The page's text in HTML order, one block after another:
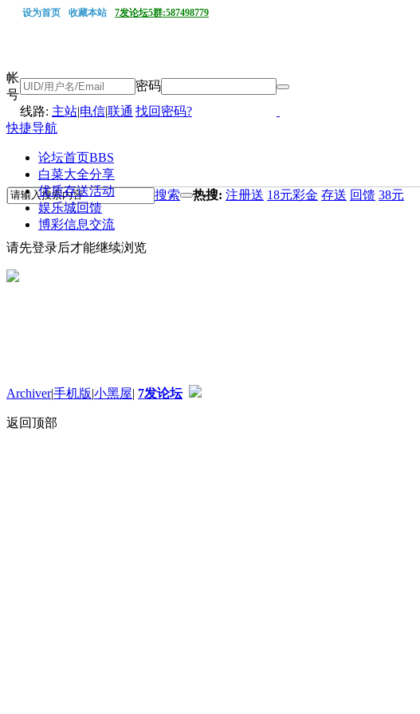
设为首页 收藏本站 7发论坛5群:587498779
帐
号
密码
线路: 主站|电信|联通 找回密码?
快捷导航
论坛首页BBS
白菜大全分享
优质存送活动
娱乐城回馈
博彩信息交流
搜索 热搜: 注册送 18元彩金 存送 回馈 38元
请先登录后才能继续浏览
Archiver|手机版|小黑屋| 7发论坛
返回顶部